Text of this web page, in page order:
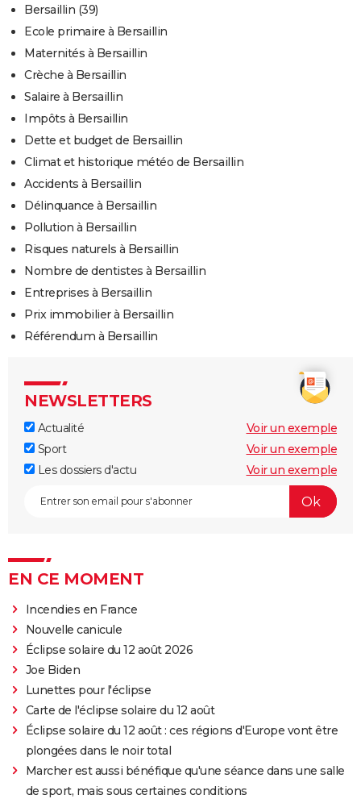
Bersaillin (39)
Ecole primaire à Bersaillin
Maternités à Bersaillin
Crèche à Bersaillin
Salaire à Bersaillin
Impôts à Bersaillin
Dette et budget de Bersaillin
Climat et historique météo de Bersaillin
Accidents à Bersaillin
Délinquance à Bersaillin
Pollution à Bersaillin
Risques naturels à Bersaillin
Nombre de dentistes à Bersaillin
Entreprises à Bersaillin
Prix immobilier à Bersaillin
Référendum à Bersaillin
NEWSLETTERS
Actualité
Voir un exemple
Sport
Voir un exemple
Les dossiers d'actu
Voir un exemple
EN CE MOMENT
Incendies en France
Nouvelle canicule
Éclipse solaire du 12 août 2026
Joe Biden
Lunettes pour l'éclipse
Carte de l'éclipse solaire du 12 août
Éclipse solaire du 12 août : ces régions d'Europe vont être
plongées dans le noir total
Marcher est aussi bénéfique qu'une séance dans une salle
de sport, mais sous certaines conditions